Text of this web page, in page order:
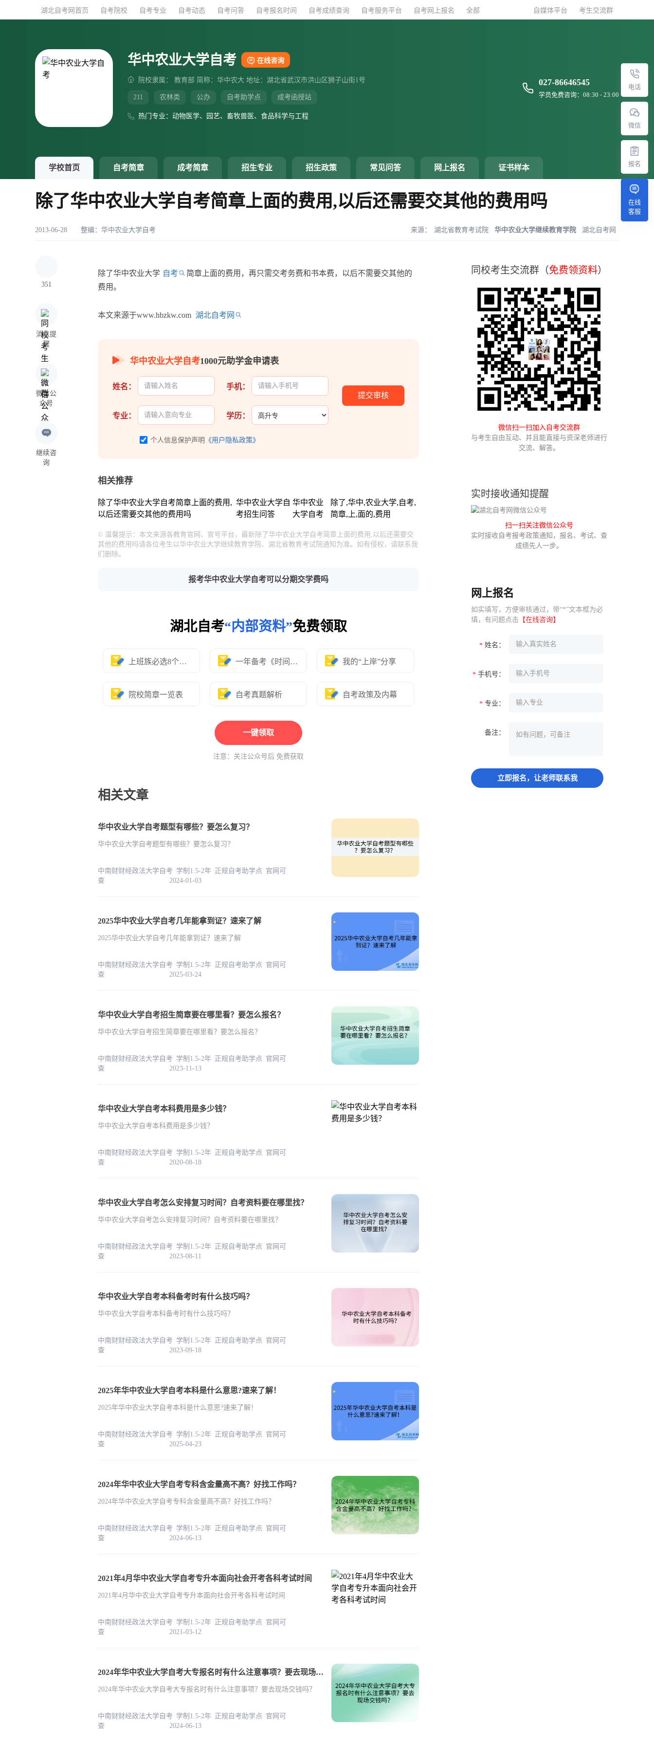
湖北自考网首页 自考院校 自考专业 自考动态 自考问答 自考报名时间 自考成绩查询 自考服务平台 自考网上报名 全部 自媒体平台 考生交流群
华中农业大学自考 在线咨询
院校隶属： 教育部 简称：华中农大 地址：湖北省武汉市洪山区狮子山街1号
211 农林类 公办 自考助学点 成考函授站
热门专业：动物医学、园艺、畜牧兽医、食品科学与工程
027-86646545
学员免费咨询：08:30 - 23:00
学校首页 自考简章 成考简章 招生专业 招生政策 常见问答 网上报名 证书样本
电话
微信
报名
在线
客服
除了华中农业大学自考简章上面的费用,以后还需要交其他的费用吗
2013-06-28 整编： 华中农业大学自考 来源： 湖北省教育考试院 华中农业大学继续教育学院 湖北自考网
351
消息提
醒
微信公
众号
继续咨
询
除了华中农业大学 自考
简章上面的费用，再只需交考务费和书本费，以后不需要交其他的
费用。
本文来源于www.hbzkw.com 湖北自考网
华中农业大学自考1000元助学金申请表
姓名： 手机：
专业： 学历：
个人信息保护声明 《用户隐私政策》
相关推荐
除了华中农业大学自考简章上面的费用,
以后还需要交其他的费用吗
华中农业大学自
考招生问答
华中农业
大学自考
除了,华中,农业大学,自考,
简章,上,面的,费用
© 温馨提示：本文来源各教育官网、官号平台，最新除了华中农业大学自考简章上面的费用,以后还需要交
其他的费用吗请各位考生以华中农业大学继续教育学院、湖北省教育考试院通知为准。如有侵权，请联系我
们删除。
报考华中农业大学自考可以分期交学费吗
湖北自考“内部资料”免费领取
上班族必选8个专业 一年备考《时间表》 我的“上岸”分享
院校简章一览表 自考真题解析 自考政策及内幕
一键领取
注意：关注公众号后 免费获取
相关文章
华中农业大学自考题型有哪些？要怎么复习？
华中农业大学自考题型有哪些？要怎么复习？
中南财财经政法大学自考 学制1.5-2年 正规自考助学点 官网可
查 2024-01-03
2025华中农业大学自考几年能拿到证？速来了解
2025华中农业大学自考几年能拿到证？速来了解
中南财财经政法大学自考 学制1.5-2年 正规自考助学点 官网可
查 2025-03-24
华中农业大学自考招生简章要在哪里看？要怎么报名？
华中农业大学自考招生简章要在哪里看？要怎么报名？
中南财财经政法大学自考 学制1.5-2年 正规自考助学点 官网可
查 2023-11-13
华中农业大学自考本科费用是多少钱？
华中农业大学自考本科费用是多少钱？
中南财财经政法大学自考 学制1.5-2年 正规自考助学点 官网可
查 2020-08-18
华中农业大学自考怎么安排复习时间？自考资料要在哪里找？
华中农业大学自考怎么安排复习时间？自考资料要在哪里找？
中南财财经政法大学自考 学制1.5-2年 正规自考助学点 官网可
查 2023-08-11
华中农业大学自考本科备考时有什么技巧吗？
华中农业大学自考本科备考时有什么技巧吗？
中南财财经政法大学自考 学制1.5-2年 正规自考助学点 官网可
查 2023-09-18
2025年华中农业大学自考本科是什么意思?速来了解！
2025年华中农业大学自考本科是什么意思?速来了解！
中南财财经政法大学自考 学制1.5-2年 正规自考助学点 官网可
查 2025-04-23
2024年华中农业大学自考专科含金量高不高？好找工作吗？
2024年华中农业大学自考专科含金量高不高？好找工作吗？
中南财财经政法大学自考 学制1.5-2年 正规自考助学点 官网可
查 2024-06-13
2021年4月华中农业大学自考专升本面向社会开考各科考试时间
2021年4月华中农业大学自考专升本面向社会开考各科考试时间
中南财财经政法大学自考 学制1.5-2年 正规自考助学点 官网可
查 2021-03-12
2024年华中农业大学自考大专报名时有什么注意事项？要去现场交钱吗？
2024年华中农业大学自考大专报名时有什么注意事项？要去现场交钱吗？
中南财财经政法大学自考 学制1.5-2年 正规自考助学点 官网可
查 2024-06-13
同校考生交流群（免费领资料）
微信扫一扫加入自考交流群
与考生自由互动、并且能直接与资深老师进行
交流、解答。
湖北自考网首页 自考院校 自考专业 自考动态 自考问答 自考报名时间 自考成绩查询 自考服务平台 自考网上报名 全部 自媒体平台 考生交流群
实时接收通知提醒
扫一扫关注微信公众号
实时接收自考报考政策通知，报名、考试、查
成绩先人一步。
网上报名
如实填写，方便审核通过，带“*”文本框为必
填，有问题点击 【在线咨询】
* 姓名：
* 手机号：
* 专业：
备注：